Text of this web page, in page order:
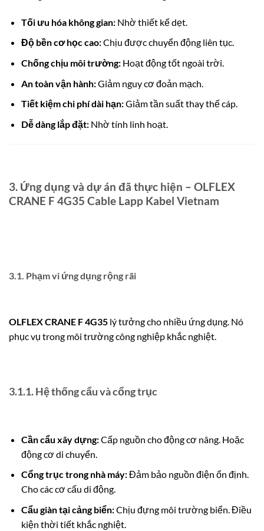
Tối ưu hóa không gian:Nhờ thiết kế dẹt.
Độ bền cơ học cao:Chịu được chuyển động liên tục.
Chống chịu môi trường:Hoạt động tốt ngoài trời.
An toàn vận hành:Giảm nguy cơ đoản mạch.
Tiết kiệm chi phí dài hạn:Giảm tần suất thay thế cáp.
Dễ dàng lắp đặt:Nhờ tính linh hoạt.
3. Ứng dụng và dự án đã thực hiện – OLFLEX
CRANE F 4G35 Cable Lapp Kabel Vietnam
3.1. Phạm vi ứng dụng rộng rãi
OLFLEX CRANE F 4G35 lý tưởng cho nhiều ứng dụng. Nó
phục vụ trong môi trường công nghiệp khắc nghiệt.
3.1.1. Hệ thống cẩu và cổng trục
Cần cẩu xây dựng:Cấp nguồn cho động cơ nâng. Hoặc
động cơ di chuyển.
Cổng trục trong nhà máy:Đảm bảo nguồn điện ổn định.
Cho các cơ cấu di động.
Cẩu giàn tại cảng biển:Chịu đựng môi trường biển. Điều
kiện thời tiết khắc nghiệt.